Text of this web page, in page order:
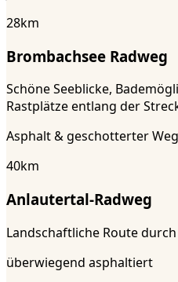
28km
Brombachsee Radweg
Schöne Seeblicke,
Rastplätze entlang der
Asphalt & geschotterter Weg
40km
Anlautertal-Radweg
Landschaftliche Route
überwiegend asphaltiert